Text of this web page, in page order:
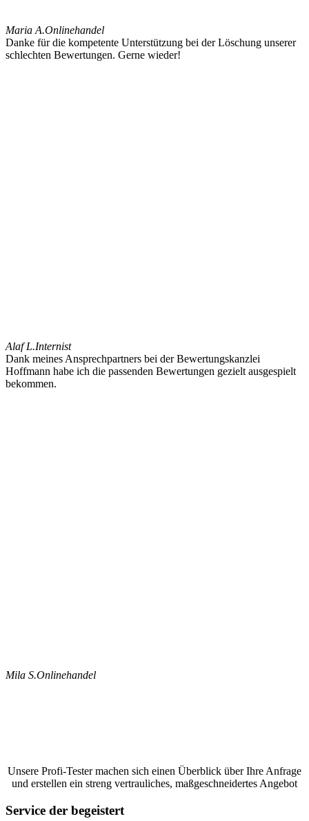
Maria A.Onlinehandel
Danke für die kompetente Unterstützung bei der Löschung unserer
schlechten Bewertungen. Gerne wieder!
Alaf L.Internist
Dank meines Ansprechpartners bei der Bewertungskanzlei
Hoffmann habe ich die passenden Bewertungen gezielt ausgespielt
bekommen.
Mila S.Onlinehandel
Unsere Profi-Tester machen sich einen Überblick über Ihre Anfrage
und erstellen ein streng vertrauliches, maßgeschneidertes Angebot
Service der begeistert